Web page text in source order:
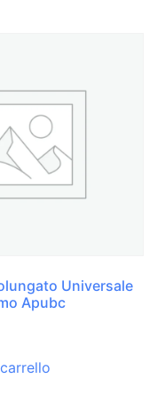
Universale
Apubc